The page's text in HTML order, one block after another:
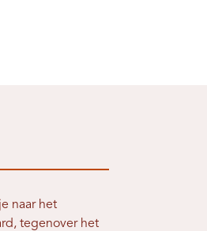
naar het
tegenover het